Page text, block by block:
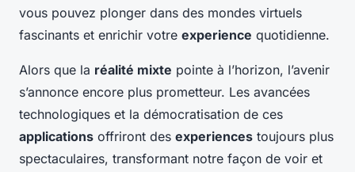
vous pouvez plonger dans des mondes virtuels
fascinants et enrichir votre experience quotidienne.
Alors que la réalité mixte pointe à l’horizon, l’avenir
s’annonce encore plus prometteur. Les avancées
technologiques et la démocratisation de ces
applications offriront des experiences toujours plus
spectaculaires, transformant notre façon de voir et